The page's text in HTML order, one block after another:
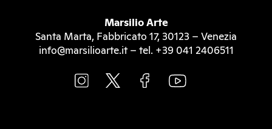
Marsilio Arte
Santa Marta, Fabbricato 17, 30123 – Venezia
info@marsilioarte.it – tel. +39 041 2406511